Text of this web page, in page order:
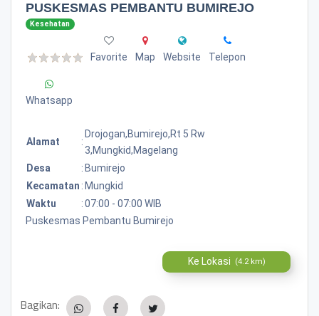
PUSKESMAS PEMBANTU BUMIREJO
Kesehatan
Favorite Map Website Telepon
Whatsapp
Alamat :
Drojogan,bumirejo,rt 5 Rw
3,mungkid,magelang
Desa
: Bumirejo
Kecamatan : Mungkid
Waktu
:07:00 - 07:00 WIB
Puskesmas Pembantu Bumirejo
Ke Lokasi (4.2 km)
Bagikan: